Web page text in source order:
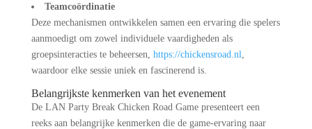
Teamcoördinatie
Deze mechanismen ontwikkelen samen een ervaring die spelers
aanmoedigt om zowel individuele vaardigheden als
groepsinteracties te beheersen, https://chickensroad.nl
waardoor elke sessie uniek en fascinerend is.
Belangrijkste kenmerken van het evenement
De LAN Party Break Chicken Road Game presenteert een
reeks aan belangrijke kenmerken die de game-ervaring naar